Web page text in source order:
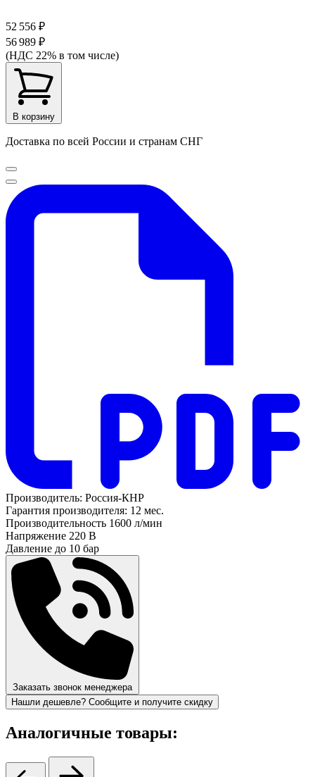
52 556 ₽
56 989 ₽
(НДС 22% в том числе)
В корзину
Доставка по всей России и странам СНГ
Производитель: Россия-КНР
Гарантия производителя: 12 мес.
Производительность 1600 л/мин
Напряжение 220 В
Давление до 10 бар
Заказать звонок менеджера
Нашли дешевле? Сообщите и получите скидку
Аналогичные товары: